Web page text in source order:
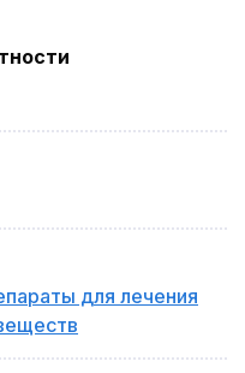
для лечения